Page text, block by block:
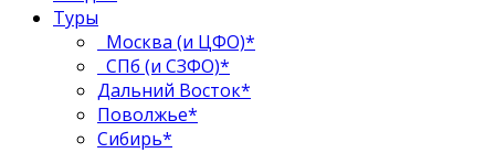
Туры
Москва (и ЦФО)*
СПб (и СЗФО)*
Дальний Восток*
Поволжье*
Сибирь*